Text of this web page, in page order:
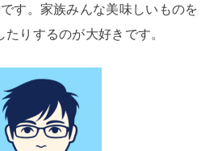
す。家族みんな美味しいものを
りするのが大好きです。